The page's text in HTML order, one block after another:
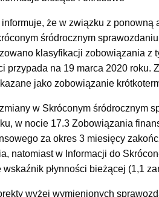
informuje, że w związku z
śródrocznym
klasyfikacji zobowiązania z
przypada na 19 marca 2020 roku.
jako zobowiązanie
w Skróconym śródrocznym
w nocie 17.3 Zobowiązania
za okres 3 miesięcy
natomiast w Informacji do
płynności bieżącej (1,1
wyżej wymienionych